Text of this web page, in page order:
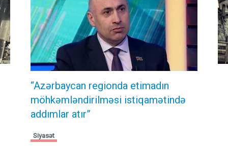
“Azərbaycan regionda etimadın
möhkəmləndirilməsi istiqamətində
addımlar atır”
Siyasət